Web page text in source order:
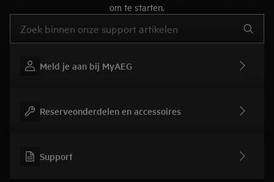
om te starten.
Meld je aan bij MyAEG
Reserveonderdelen en accessoires
Support